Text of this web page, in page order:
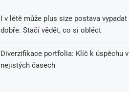
I v létě může plus size postava vypadat
dobře. Stačí vědět, co si obléct
Diverzifikace portfolia: Klíč k úspěchu v
nejistých časech